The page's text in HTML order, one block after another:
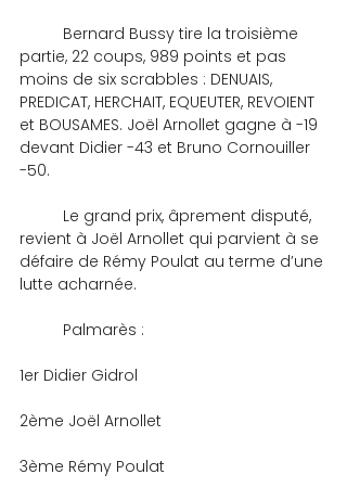
partie, 22 coups, 989 points et pas
moins de six scrabbles : DENUAIS,
PREDICAT, HERCHAIT, EQUEUTER, REVOIENT
et BOUSAMES. Joël Arnollet gagne à -19
devant Didier -43 et Bruno Cornouiller
-50.
revient à Joël Arnollet qui parvient à se
défaire de Rémy Poulat au terme d’une
lutte acharnée.
	Palmarès :
1er Didier Gidrol
2ème Joël Arnollet
3ème Rémy Poulat